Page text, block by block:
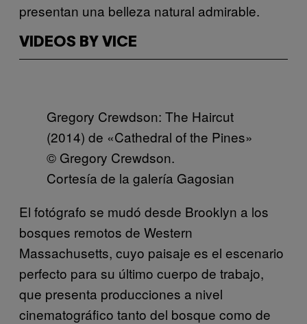
presentan una belleza natural admirable.
VIDEOS BY VICE
Gregory Crewdson: The Haircut
(2014) de «Cathedral of the Pines»
© Gregory Crewdson.
Cortesía de la galería Gagosian
El fotógrafo se mudó desde Brooklyn a los
bosques remotos de Western
Massachusetts, cuyo paisaje es el escenario
perfecto para su último cuerpo de trabajo,
que presenta producciones a nivel
cinematográfico tanto del bosque como de